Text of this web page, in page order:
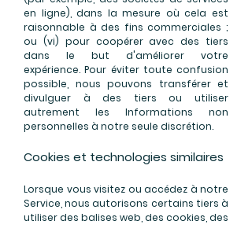
en ligne), dans la mesure où cela est
raisonnable à des fins commerciales ;
ou (vi) pour coopérer avec des tiers
dans le but d'améliorer votre
expérience. Pour éviter toute confusion
possible, nous pouvons transférer et
divulguer à des tiers ou utiliser
autrement les Informations non
personnelles à notre seule discrétion.
Cookies et technologies similaires
Lorsque vous visitez ou accédez à notre
Service, nous autorisons certains tiers à
utiliser des balises web, des cookies, des